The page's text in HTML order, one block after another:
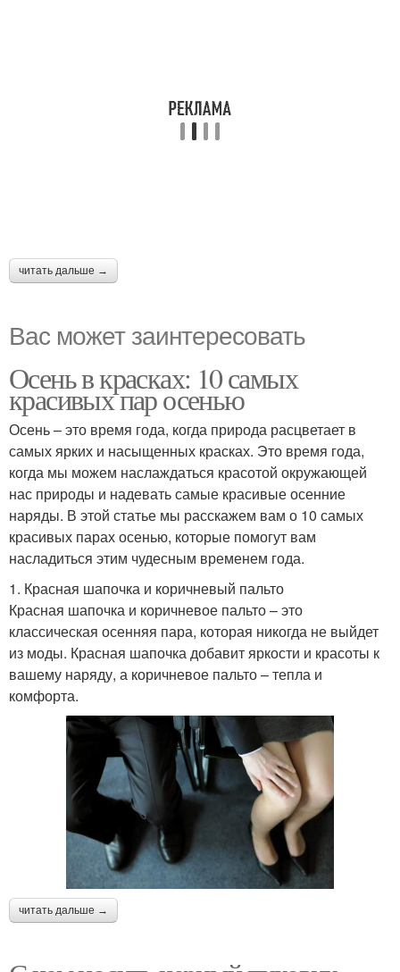
читать дальше →
Вас может заинтересовать
Осень в красках: 10 самых
красивых пар осенью
Осень – это время года, когда природа расцветает в
самых ярких и насыщенных красках. Это время года,
когда мы можем наслаждаться красотой окружающей
нас природы и надевать самые красивые осенние
наряды. В этой статье мы расскажем вам о 10 самых
красивых парах осенью, которые помогут вам
насладиться этим чудесным временем года.
1. Красная шапочка и коричневый пальто
Красная шапочка и коричневое пальто – это
классическая осенняя пара, которая никогда не выйдет
из моды. Красная шапочка добавит яркости и красоты к
вашему наряду, а коричневое пальто – тепла и
комфорта.
читать дальше →